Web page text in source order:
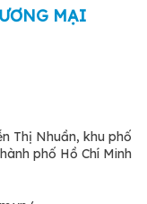
MẠI
Thị Nhuần, khu phố
phố Hồ Chí Minh